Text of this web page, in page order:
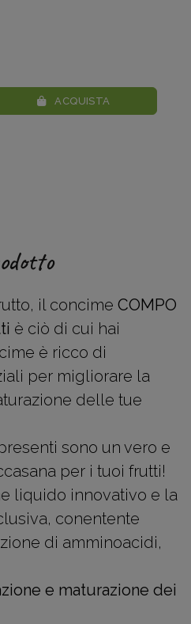
ACQUISTA
il concime COMPO
è ciò di cui hai
è ricco di
per migliorare la
delle tue
sono un vero e
per i tuoi frutti!
liquido innovativo e la
conentente
di amminoacidi,
e maturazione dei